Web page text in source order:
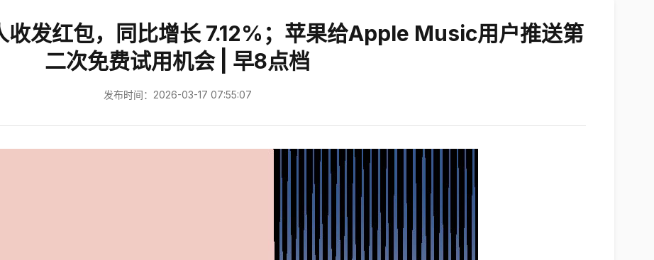
发红包，同比增长 7.12%；苹果给Apple Music用户推送第
二次免费试用机会 | 早8点档
发布时间：2026-03-17 07:55:07